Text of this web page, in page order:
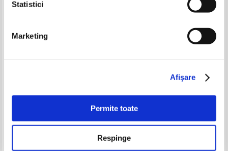
Statistici
Marketing
Afişare
Permite toate
Respinge
Pret:16,00Lei Lei
-35%